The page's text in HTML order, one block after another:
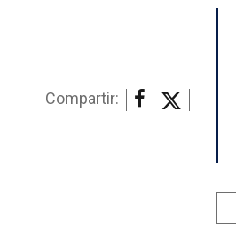
Compartir: